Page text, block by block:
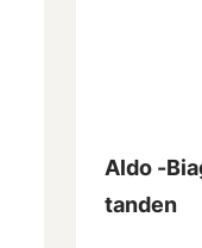
Aldo -
tanden